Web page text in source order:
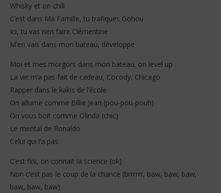
Whisky et on chill
C’est dans Ma Famille, tu trafiques Gohou
Ici, tu vas rien faire Clémentine
M’en vais dans mon bateau, développe
Moi et mes morgors dans mon bateau, on level up
La vie m’a pas fait de cadeau, Cocody, Chicago
Rapper dans le kakis de l’école
On allume comme Billie Jean (pou-pou-pouh)
On vous boit comme Olinda (chic)
Le mental de Ronaldo
Celui qui l’a pas
C’est fini, on connait la science (ok)
Non c’est pas le coup de la chance (brrrrrr, baw, baw, baw,
baw, baw, baw)